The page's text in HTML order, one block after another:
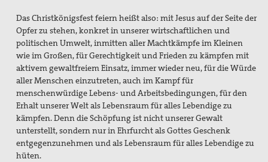
Das Christkönigsfest feiern heißt also: mit Jesus auf der Seite der
Opfer zu stehen, konkret in unserer wirtschaftlichen und
politischen Umwelt, inmitten aller Machtkämpfe im Kleinen
wie im Großen, für Gerechtigkeit und Frieden zu kämpfen mit
aktivem gewaltfreiem Einsatz, immer wieder neu, für die Würde
aller Menschen einzutreten, auch im Kampf für
menschenwürdige Lebens- und Arbeitsbedingungen, für den
Erhalt unserer Welt als Lebensraum für alles Lebendige zu
kämpfen. Denn die Schöpfung ist nicht unserer Gewalt
unterstellt, sondern nur in Ehrfurcht als Gottes Geschenk
entgegenzunehmen und als Lebensraum für alles Lebendige zu
hüten.